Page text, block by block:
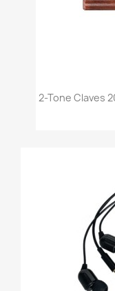
2-Tone Claves